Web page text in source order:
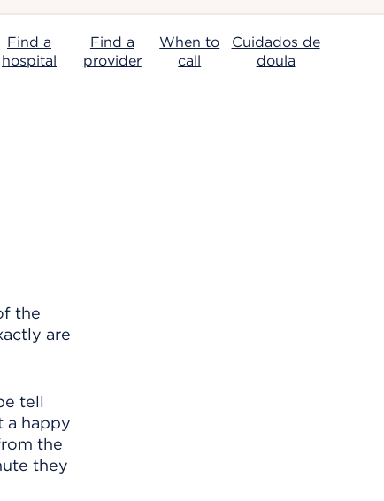
Find a
hospital
Find a
provider
When to
call
Cuidados de
doula
the
are
tell
a happy
the
they